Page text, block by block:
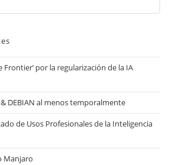
Frontier’ por la regularización de la IA
DEBIAN al menos temporalmente
de Usos Profesionales de la Inteligencia
Manjaro